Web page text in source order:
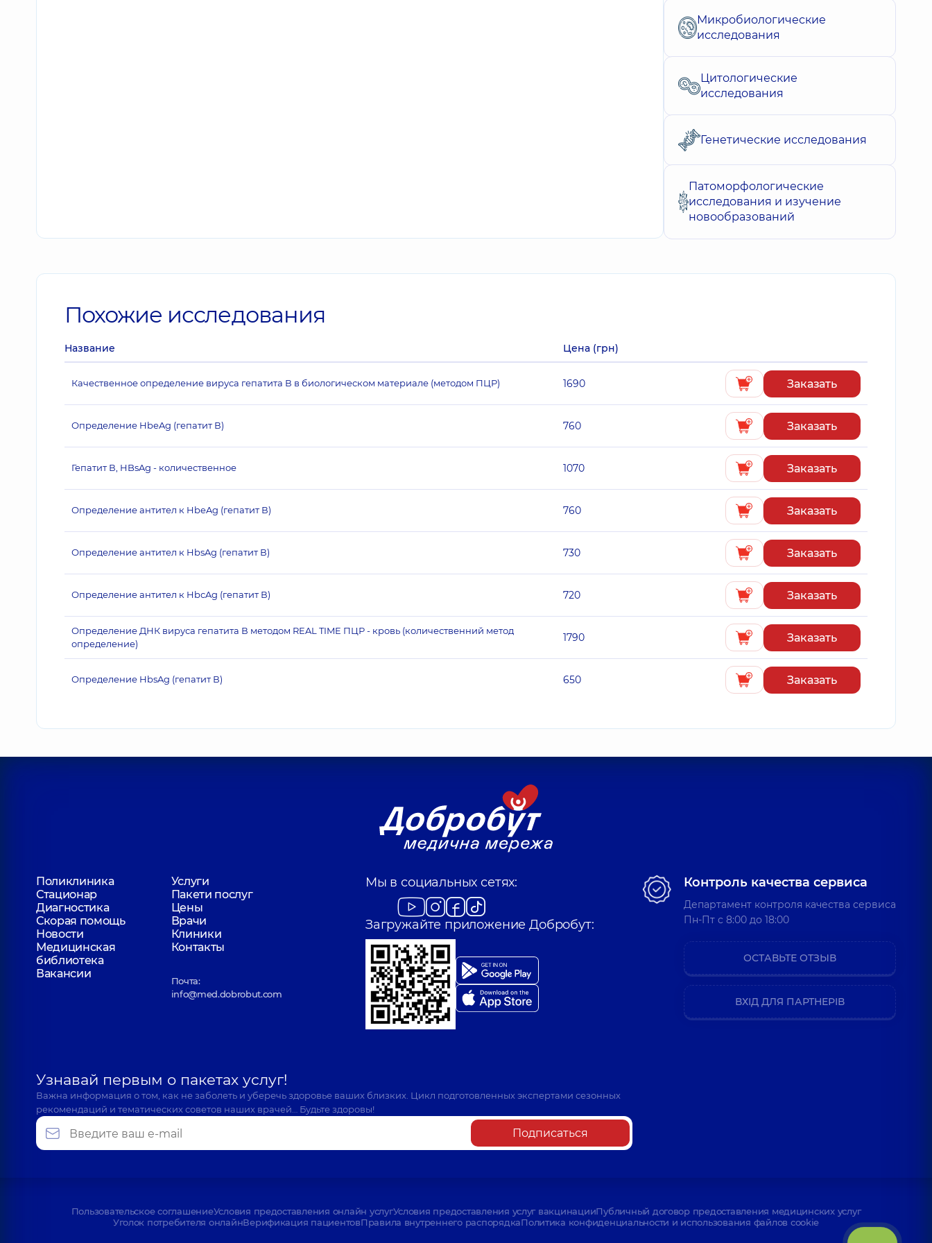
Микробиологические
исследования
Цитологические
исследования
Генетические исследования
Патоморфологические
исследования и изучение
новообразований
Похожие исследования
Название Цена (грн)
Качественное определение вируса гепатита В в биологическом материале (методом ПЦР) 1690 Заказать
Определение HbeAg (гепатит В) 760 Заказать
Гепатит В, HBsAg - количественное 1070 Заказать
Определение антител к HbeAg (гепатит В) 760 Заказать
Определение антител к HbsAg (гепатит В) 730 Заказать
Определение антител к HbсAg (гепатит В) 720 Заказать
Определение ДНК вируса гепатита В методом REAL TIME ПЦР - кровь (количественний метод
определение)
1790 Заказать
Определение HbsAg (гепатит В) 650 Заказать
Поликлиника
Услуги
Стационар
Пакети послуг
Диагностика
Цены
Скорая помощь
Врачи
Новости
Клиники
Медицинская
библиотека
Контакты
Вакансии
Почта:
info@med.dobrobut.com
Мы в социальных сетях:
Загружайте приложение Добробут:
Узнавай первым о пакетах услуг!
Важна информация о том, как не заболеть и уберечь здоровье ваших близких. Цикл подготовленных экспертами сезонных
рекомендаций и тематических советов наших врачей… Будьте здоровы!
Подписаться
Контроль качества сервиса
Департамент контроля качества сервиса
Пн-Пт c 8:00 до 18:00
ОСТАВЬТЕ ОТЗЫВ
ВХІД ДЛЯ ПАРТНЕРІВ
Пользовательское соглашениеУсловия предоставления онлайн услугУсловия предоставления услуг вакцинацииПубличный договор предоставления медицинских услуг
Уголок потребителя онлайнВерификация пациентовПравила внутреннего распорядкаПолитика конфиденциальности и использования файлов cookie